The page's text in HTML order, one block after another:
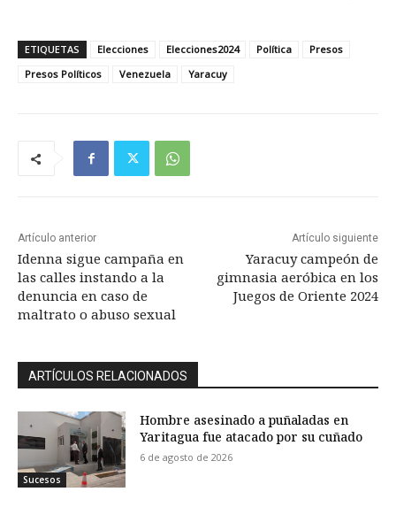
ETIQUETAS Elecciones Elecciones2024 Política
Presos
Presos Políticos
Venezuela Yaracuy
Artículo anterior
Idenna sigue campaña en
las calles instando a la
denuncia en caso de
maltrato o abuso sexual
Artículo siguiente
Yaracuy campeón de
gimnasia aeróbica en los
Juegos de Oriente 2024
ARTÍCULOS RELACIONADOS
Sucesos
Hombre asesinado a puñaladas en
Yaritagua fue atacado por su cuñado
6 de agosto de 2026